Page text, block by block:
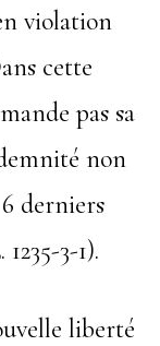
violation
cette
pas sa
non
derniers
3-1).
liberté